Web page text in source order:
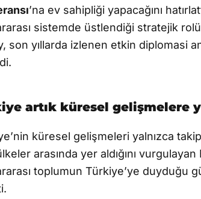
’na ev sahipliği yapacağını
sistemde üstlendiği stratejik
son yıllarda izlenen etkin diplomasi
artık küresel gelişmelere
küresel gelişmeleri yalnızca
arasında yer aldığını
toplumun Türkiye’ye duyduğu